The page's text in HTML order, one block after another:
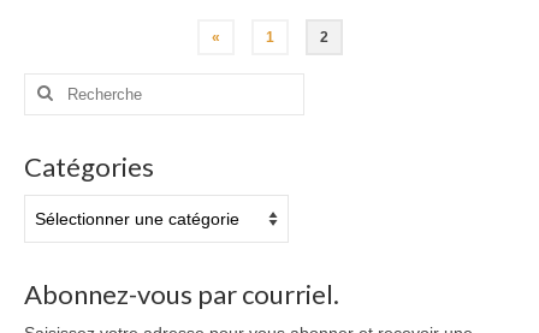
publications
« 1 2
Rechercher
Catégories
Abonnez-vous par courriel.